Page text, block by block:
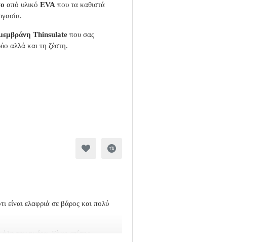
από υλικό EVA που τα καθιστά
Thinsulate που σας
αλλά και τη ζέστη.
είναι ελαφριά σε βάρος και πολύ
την ημέρα. Είναι επίσης